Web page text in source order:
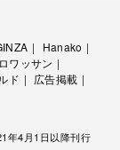
Hanako
ワッサン
ド
広告掲載
年4月1日以降刊行